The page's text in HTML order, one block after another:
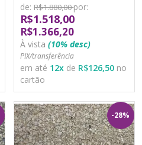
de: R$1.880,00por:
R$1.518,00
R$1.366,20
À vista (10% desc)
PIX/transferência
em até 12x de R$126,50 no
cartão
-28%